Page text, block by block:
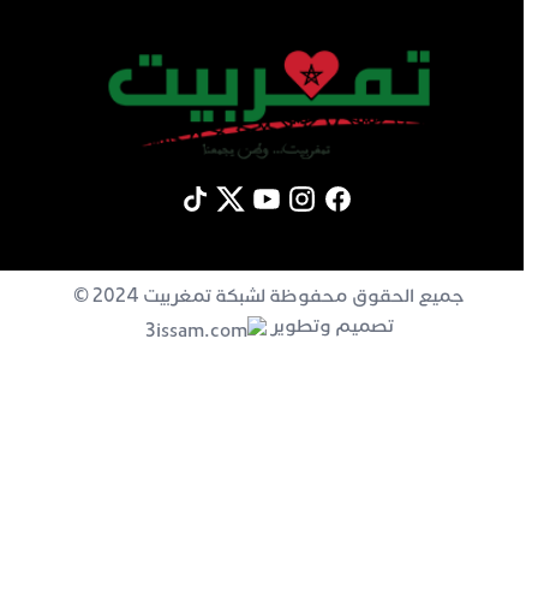
جميع الحقوق محفوظة لشبكة تمغربيت 2024 ©
تصميم وتطوير